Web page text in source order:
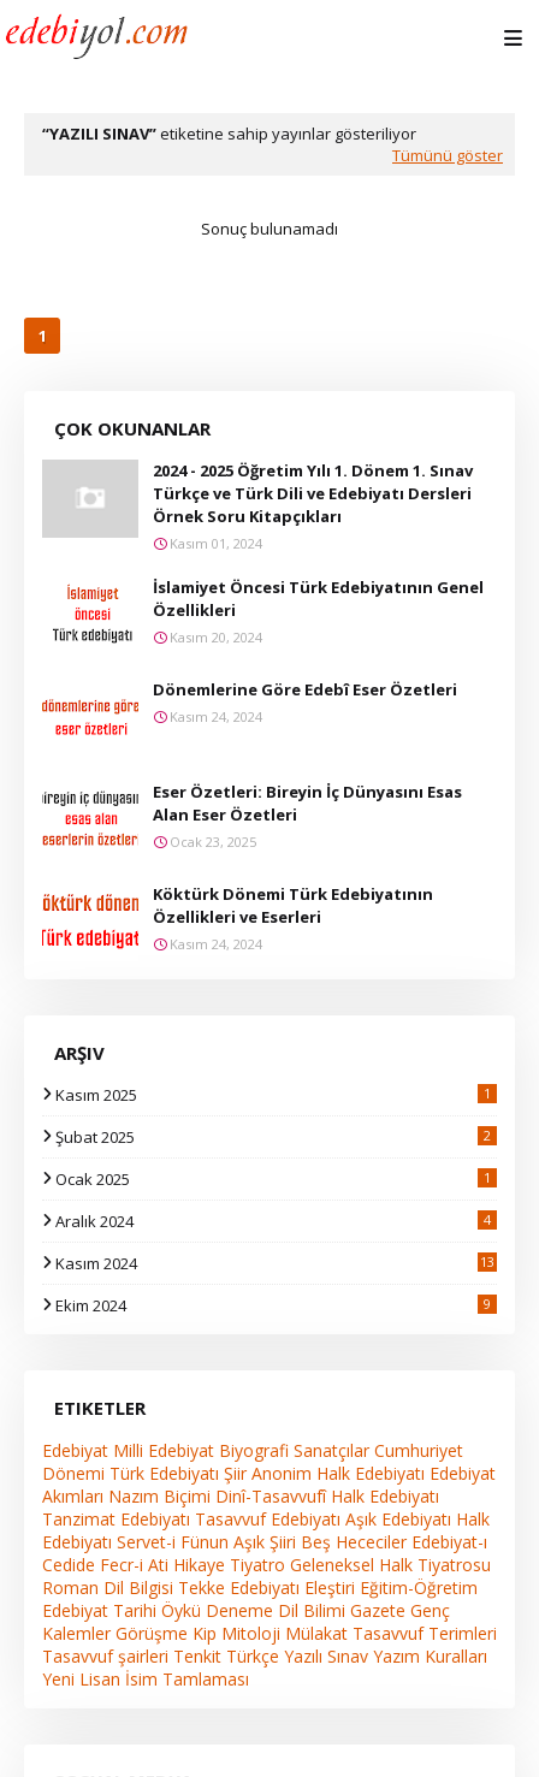
YAZILI SINAV etiketine sahip yayınlar gösteriliyor
Tümünü göster
Sonuç bulunamadı
1
ÇOK OKUNANLAR
2024 - 2025 Öğretim Yılı 1. Dönem 1. Sınav
Türkçe ve Türk Dili ve Edebiyatı Dersleri
Örnek Soru Kitapçıkları
Kasım 01, 2024
İslamiyet Öncesi Türk Edebiyatının Genel
Özellikleri
Kasım 20, 2024
Dönemlerine Göre Edebî Eser Özetleri
Kasım 24, 2024
Eser Özetleri: Bireyin İç Dünyasını Esas
Alan Eser Özetleri
Ocak 23, 2025
Köktürk Dönemi Türk Edebiyatının
Özellikleri ve Eserleri
Kasım 24, 2024
ARŞIV
Kasım 2025 1
Şubat 2025 2
Ocak 2025 1
Aralık 2024 4
Kasım 2024
13
Ekim 2024 9
ETIKETLER
Edebiyat Milli Edebiyat Biyografi Sanatçılar Cumhuriyet
Dönemi Türk Edebiyatı Şiir Anonim Halk Edebiyatı Edebiyat
Akımları Nazım Biçimi Dinî-Tasavvufî Halk Edebiyatı
Tanzimat Edebiyatı Tasavvuf Edebiyatı Aşık Edebiyatı Halk
Edebiyatı Servet-i Fünun Aşık Şiiri Beş Hececiler Edebiyat-ı
Cedide Fecr-i Ati Hikaye Tiyatro Geleneksel Halk Tiyatrosu
Roman Dil Bilgisi Tekke Edebiyatı Eleştiri Eğitim-Öğretim
Edebiyat Tarihi Öykü Deneme Dil Bilimi Gazete Genç
Kalemler Görüşme Kip Mitoloji Mülakat Tasavvuf Terimleri
Tasavvuf şairleri Tenkit Türkçe Yazılı Sınav Yazım Kuralları
Yeni Lisan İsim Tamlaması